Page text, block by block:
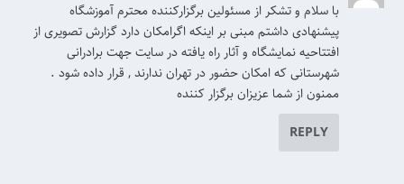
با سلام و تشکر از مسئولین برگزارکننده محترم آموزشگاه
پیشنهادی داشتم مبنی بر اینکه اگرامکان دارد گزارش تصویری از
افتتاحیه نمایشگاه و آثار راه یافته در سایت جهت برادرانی
شهرستانی که امکان حضور در تهران ندارند , قرار داده شود .
ممنون از شما عزیزان برگزار کننده
REPLY